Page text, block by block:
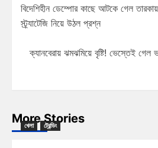
বিদেশিহীন ডেম্পোর কাছে আটকে গেল
স্ট্র্যাটেজি নিয়ে উঠল প্রশ্ন
ক্যানবেরায় ঝমঝমিয়ে বৃষ্টি! ভেস্তেই গেল
More Stories
খেলা ট্রেন্ডিং